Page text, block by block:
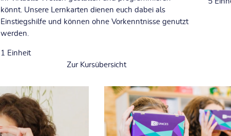
könnt. Unsere Lernkarten dienen euch dabei als
Einstiegshilfe und können ohne Vorkenntnisse genutzt
werden.
1
Einheit
Zur Kursübersicht